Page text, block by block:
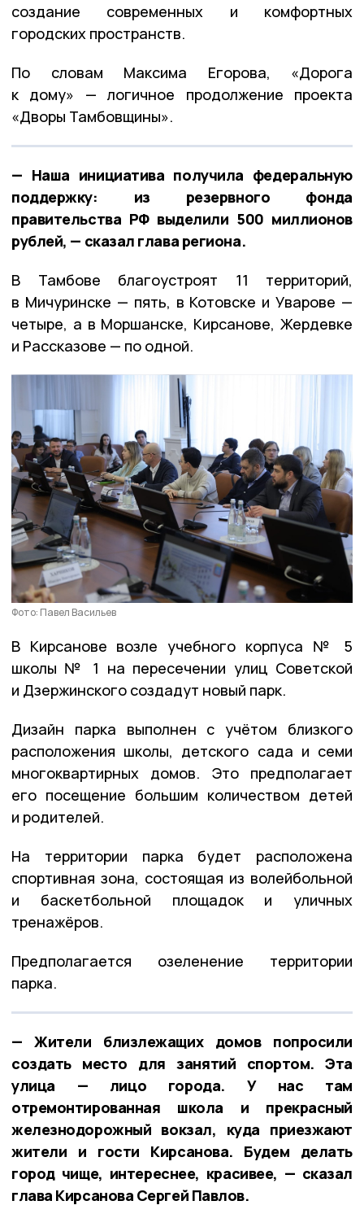
создание современных и комфортных
городских пространств.
По словам Максима Егорова, «Дорога
к дому» — логичное продолжение проекта
«Дворы Тамбовщины».
— Наша инициатива получила федеральную
поддержку: из резервного фонда
правительства РФ выделили 500 миллионов
рублей, — сказал глава региона.
В Тамбове благоустроят 11 территорий,
в Мичуринске — пять, в Котовске и Уварове —
четыре, а в Моршанске, Кирсанове, Жердевке
и Рассказове — по одной.
Фото: Павел Васильев
В Кирсанове возле учебного корпуса № 5
школы № 1 на пересечении улиц Советской
и Дзержинского создадут новый парк.
Дизайн парка выполнен с учётом близкого
расположения школы, детского сада и семи
многоквартирных домов. Это предполагает
его посещение большим количеством детей
и родителей.
На территории парка будет расположена
спортивная зона, состоящая из волейбольной
и баскетбольной площадок и уличных
тренажёров.
Предполагается озеленение территории
парка.
— Жители близлежащих домов попросили
создать место для занятий спортом. Эта
улица — лицо города. У нас там
отремонтированная школа и прекрасный
железнодорожный вокзал, куда приезжают
жители и гости Кирсанова. Будем делать
город чище, интереснее, красивее, — сказал
глава Кирсанова Сергей Павлов.